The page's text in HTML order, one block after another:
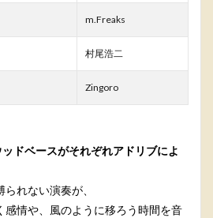
m.Freaks
村尾浩二
Zingoro
ドベースがそれぞれアドリブによ
れない演奏が、
感情や、風のように移ろう時間を音